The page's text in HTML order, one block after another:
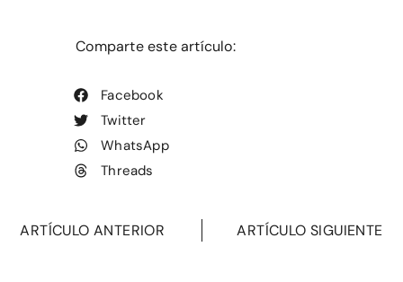
Comparte este artículo:
Facebook
Twitter
WhatsApp
Threads
ARTÍCULO ANTERIOR ARTÍCULO SIGUIENTE